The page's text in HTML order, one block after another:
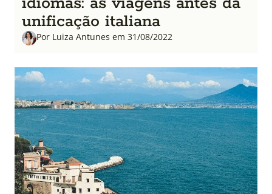
unificação italiana
Por Luiza Antunes em 31/08/2022